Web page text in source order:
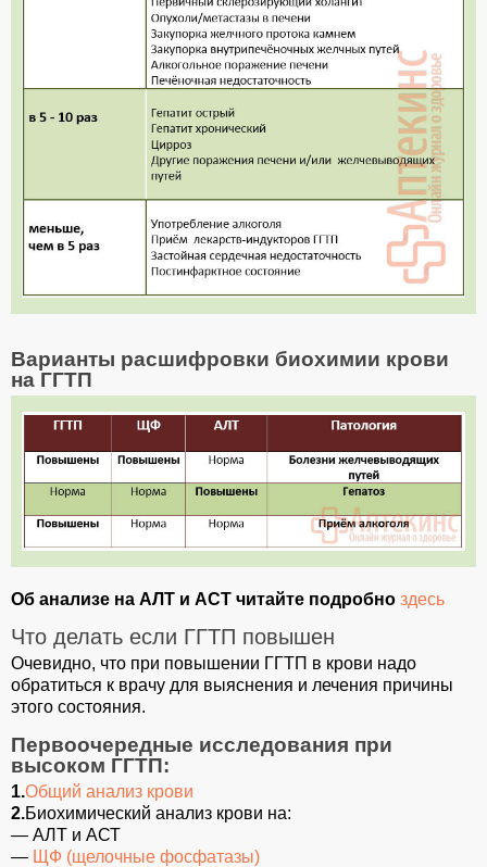
Варианты расшифровки биохимии крови
на ГГТП
Об анализе на АЛТ и АСТ читайте подробно здесь
Что делать если ГГТП повышен
Очевидно, что при повышении ГГТП в крови надо
обратиться к врачу для выяснения и лечения причины
этого состояния.
Первоочередные исследования при
высоком ГГТП:
1.Общий анализ крови
2.Биохимический анализ крови на:
— АЛТ и АСТ
— ЩФ (щелочные фосфатазы)